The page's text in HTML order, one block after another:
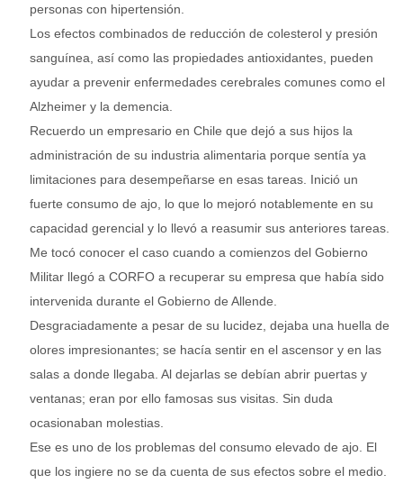
personas con hipertensión.
Los efectos combinados de reducción de colesterol y presión
sanguínea, así como las propiedades antioxidantes, pueden
ayudar a prevenir enfermedades cerebrales comunes como el
Alzheimer y la demencia.
Recuerdo un empresario en Chile que dejó a sus hijos la
administración de su industria alimentaria porque sentía ya
limitaciones para desempeñarse en esas tareas. Inició un
fuerte consumo de ajo, lo que lo mejoró notablemente en su
capacidad gerencial y lo llevó a reasumir sus anteriores tareas.
Me tocó conocer el caso cuando a comienzos del Gobierno
Militar llegó a CORFO a recuperar su empresa que había sido
intervenida durante el Gobierno de Allende.
Desgraciadamente a pesar de su lucidez, dejaba una huella de
olores impresionantes; se hacía sentir en el ascensor y en las
salas a donde llegaba. Al dejarlas se debían abrir puertas y
ventanas; eran por ello famosas sus visitas. Sin duda
ocasionaban molestias.
Ese es uno de los problemas del consumo elevado de ajo. El
que los ingiere no se da cuenta de sus efectos sobre el medio.